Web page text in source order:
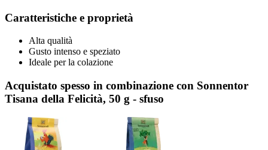
Caratteristiche e proprietà
Alta qualità
Gusto intenso e speziato
Ideale per la colazione
Acquistato spesso in combinazione con Sonnentor
Tisana della Felicità, 50 g - sfuso